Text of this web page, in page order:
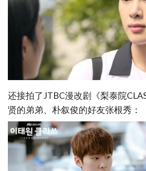
还接拍了JTBC漫改剧《梨泰院
贤的弟弟、朴叙俊的好友张根秀：